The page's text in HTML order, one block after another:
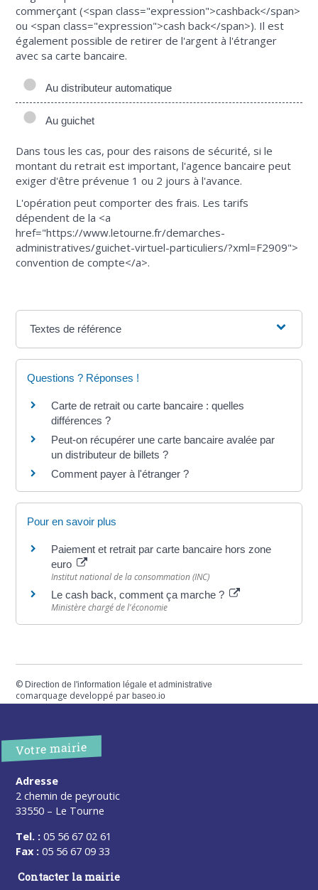
commerçant (<span class="expression">cashback</span>
ou <span class="expression">cash back</span>). Il est
également possible de retirer de l'argent à l'étranger
avec sa carte bancaire.
Au distributeur automatique
Au guichet
Dans tous les cas, pour des raisons de sécurité, si le
montant du retrait est important, l'agence bancaire peut
exiger d'être prévenue 1 ou 2 jours à l'avance.
L'opération peut comporter des frais. Les tarifs
dépendent de la <a
href="https://www.letourne.fr/demarches-
administratives/guichet-virtuel-particuliers/?xml=F2909">
convention de compte</a>.
Textes de référence
Questions ? Réponses !
Carte de retrait ou carte bancaire : quelles
différences ?
Peut-on récupérer une carte bancaire avalée par
un distributeur de billets ?
Comment payer à l'étranger ?
Pour en savoir plus
Paiement et retrait par carte bancaire hors zone
euro
Institut national de la consommation (INC)
Le cash back, comment ça marche ?
Ministère chargé de l'économie
© Direction de l'information légale et administrative
comarquage developpé parbaseo.io
Votre mairie
Adresse
2 chemin de peyroutic
33550 – Le Tourne
Tel. : 05 56 67 02 61
Fax : 05 56 67 09 33
Contacter la mairie